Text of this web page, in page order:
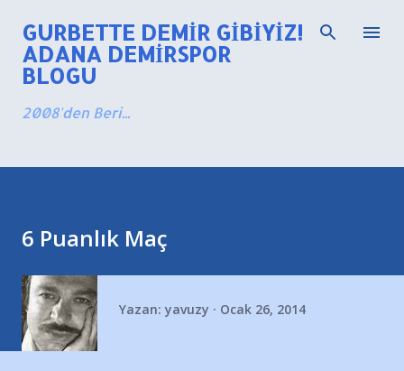
Ana içeriğe atla
GURBETTE DEMIR GIBIYIZ!
ADANA DEMIRSPOR
BLOGU
2008'den Beri...
6 Puanlık Maç
Yazan: yavuzy Ocak 26, 2014